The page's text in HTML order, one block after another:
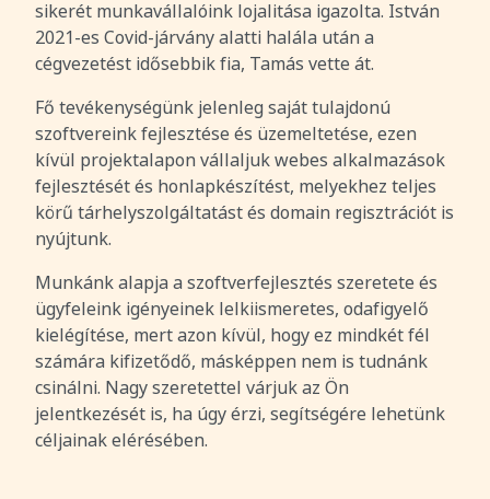
sikerét munkavállalóink lojalitása igazolta. István
2021-es Covid-járvány alatti halála után a
cégvezetést idősebbik fia, Tamás vette át.
Fő tevékenységünk jelenleg saját tulajdonú
szoftvereink fejlesztése és üzemeltetése, ezen
kívül projektalapon vállaljuk webes alkalmazások
fejlesztését és honlapkészítést, melyekhez teljes
körű tárhelyszolgáltatást és domain regisztrációt is
nyújtunk.
Munkánk alapja a szoftverfejlesztés szeretete és
ügyfeleink igényeinek lelkiismeretes, odafigyelő
kielégítése, mert azon kívül, hogy ez mindkét fél
számára kifizetődő, másképpen nem is tudnánk
csinálni. Nagy szeretettel várjuk az Ön
jelentkezését is, ha úgy érzi, segítségére lehetünk
céljainak elérésében.